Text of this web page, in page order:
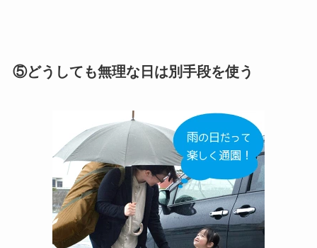
⑤どうしても無理な日は別手段を使う